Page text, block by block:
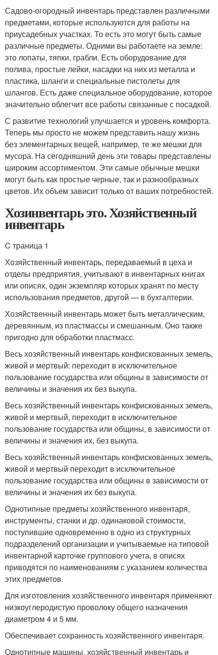
Садово-огородный инвентарь представлен различными
предметами, которые используются для работы на
приусадебных участках. То есть это могут быть самые
различные предметы. Одними вы работаете на земле:
это лопаты, тяпки, грабли. Есть оборудование для
полива, простые лейки, насадки на них из металла и
пластика, шланги и специальные пистолеты для
шлангов. Есть даже специальное оборудование, которое
значительно облегчит все работы связанные с посадкой.
С развитие технологий улучшается и уровень комфорта.
Теперь мы просто не можем представить нашу жизнь
без элементарных вещей, например, те же мешки для
мусора. На сегодняшний день эти товары представлены
широким ассортиментом. Эти самые обычные мешки
могут быть как простые черные, так и разнообразных
цветов. Их объем зависит только от ваших потребностей.
Хозинвентарь это. Хозяйственный
инвентарь
C траница 1
Хозяйственный инвентарь, передаваемый в цеха и
отделы предприятия, учитывают в инвентарных книгах
или описях, один экземпляр которых хранят по месту
использования предметов, другой — в бухгалтерии.
Хозяйственный инвентарь может быть металлическим,
деревянным, из пластмассы и смешанным. Оно также
пригодно для обработки пластмасс.
Весь хозяйственный инвентарь конфискованных земель,
живой и мертвый: переходит в исключительное
пользование государства или общины в зависимости от
величины и значения их без выкупа.
Весь хозяйственный инвентарь конфискованных земель,
живой и мертвый, переходит в исключительное
пользование государства или общины, в зависимости от
величины и значения их, без выкупа.
Весь хозяйственный инвентарь конфискованных земель,
живой и мертвый переходит в исключительное
пользование государства или общины в зависимости от
величины и значения их без выкупа.
Однотипные предметы хозяйственного инвентаря,
инструменты, станки и др. одинаковой стоимости,
поступившие одновременно в одно из структурных
подразделений организации и учитываемые на типовой
инвентарной карточке группового учета, в описях
приводятся по наименованиям с указанием количества
этих предметов.
Для изготовления хозяйственного инвентаря применяют
низкоуглеродистую проволоку общего назначения
диаметром 4 и 5 мм.
Обеспечивает сохранность хозяйственного инвентаря.
Однотипные машины, хозяйственный инвентарь и